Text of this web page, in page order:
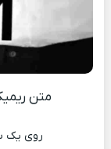
متن
روی یک